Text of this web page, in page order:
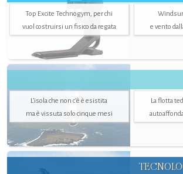
Top Excite Technogym, per chi
vuol costruirsi un fisico da regata
e vento
L’isola che non c'è è esistita
ma è vissuta solo cinque mesi
La flotta